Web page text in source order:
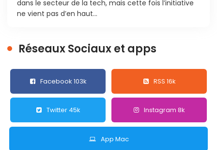
dans le secteur de la tech, mais cette fois l’initiative
ne vient pas d’en haut...
Réseaux Sociaux et apps
Facebook 103k RSS 16k
Twitter 45k Instagram 8k
App Mac